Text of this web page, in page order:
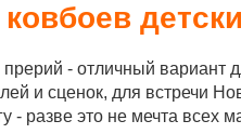
- отличный вариант
и сценок, для встречи
- разве это не мечта всех